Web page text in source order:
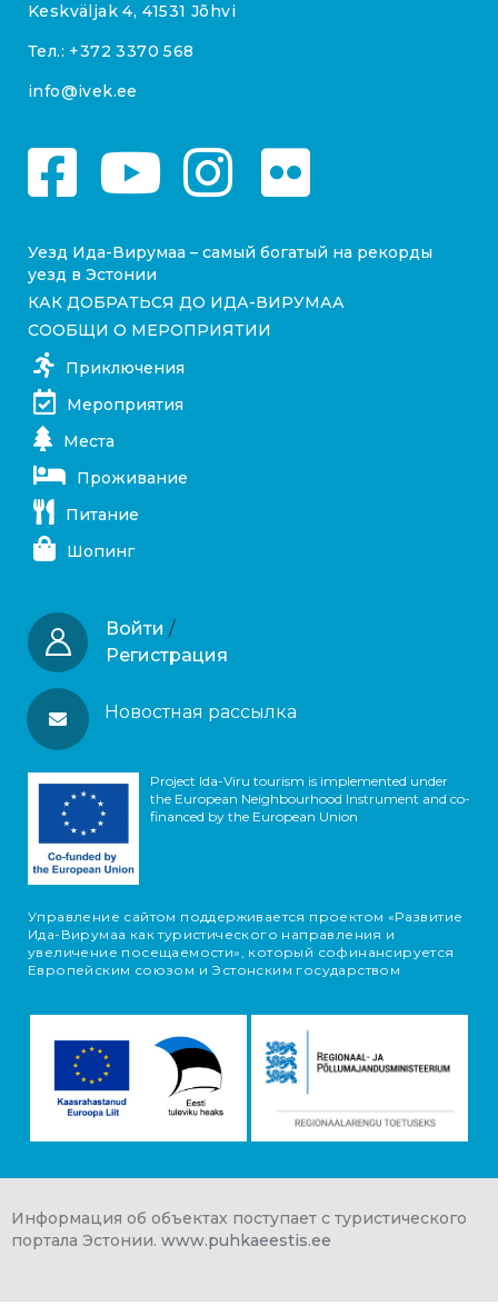
Keskväljak 4, 41531 Jõhvi
Тел.: +372 3370 568
info@ivek.ee
Уезд Ида-Вирумаа – самый богатый на рекорды
уезд в Эстонии
КАК ДОБРАТЬСЯ ДО ИДА-ВИРУМАА
СООБЩИ О МЕРОПРИЯТИИ
Приключения
Мероприятия
Места
Проживание
Питание
Шопинг
Войти /
Регистрация
Новостная рассылка
Project Ida-Viru tourism is implemented under
the European Neighbourhood Instrument and co-
financed by the European Union
Управление сайтом поддерживается проектом «Развитие
Ида-Вирумаа как туристического направления и
увеличение посещаемости», который софинансируется
Европейским союзом и Эстонским государством
Информация об объектах поступает с туристического
портала Эстонии. www.puhkaeestis.ee